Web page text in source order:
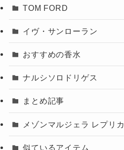
TOM FORD
イヴ・サンローラン
おすすめの香水
ナルシソロドリゲス
まとめ記事
メゾンマルジェラ レプリカ
似ているアイテム